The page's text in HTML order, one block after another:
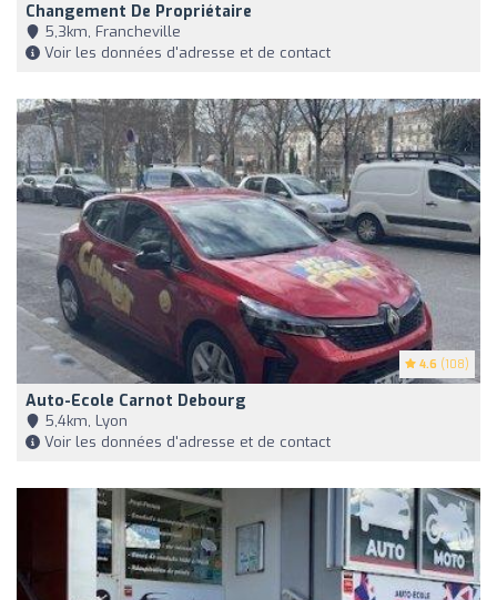
Changement De Propriétaire
5,3km, Francheville
Voir les données d'adresse et de contact
4.6 (108)
Auto-Ecole Carnot Debourg
5,4km, Lyon
Voir les données d'adresse et de contact